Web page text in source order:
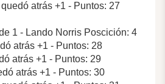
atrás +1 - Puntos: 27
1 - Lando Norris Poscición: 4
atrás +1 - Puntos: 28
atrás +1 - Puntos: 29
atrás +1 - Puntos: 30